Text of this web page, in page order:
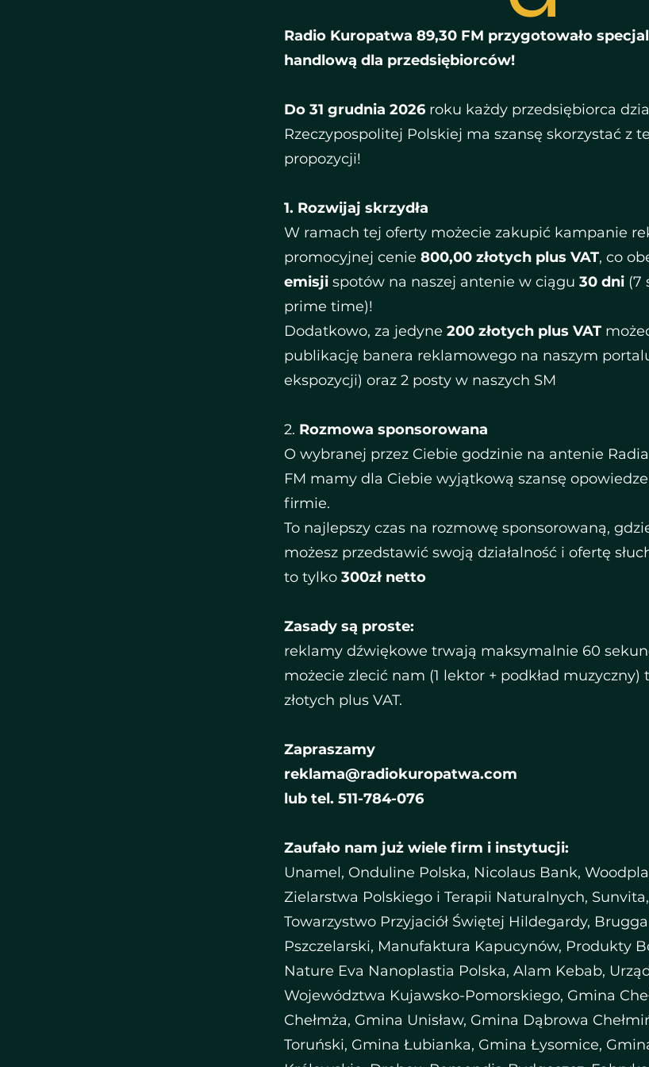
Radio Kuropatwa 89,30 FM przygotowało
handlową dla przedsiębiorców!
Do 31 grudnia 2026 roku każdy przedsiębiorca
Rzeczypospolitej Polskiej ma szansę skorzystać z
propozycji!
​​1. Rozwijaj skrzydła
​W ramach tej oferty możecie zakupić kampanie
promocyjnej cenie 800,00 złotych plus VAT, co
emisji spotów na naszej antenie w ciągu 30 dni (7
prime time)!
Dodatkowo, za jedyne 200 złotych plus VAT
publikację banera reklamowego na naszym
ekspozycji) oraz 2 posty w naszych SM
​2. Rozmowa sponsorowana
​O wybranej przez Ciebie godzinie na antenie
FM mamy dla Ciebie wyjątkową szansę
firmie.
To najlepszy czas na rozmowę sponsorowaną,
możesz przedstawić swoją działalność i ofertę
to tylko 300zł netto
Zasady są proste:
reklamy dźwiękowe trwają maksymalnie 60
możecie zlecić nam (1 lektor + podkład muzyczny)
złotych plus VAT.
Zapraszamy
reklama@radiokuropatwa.com
lub tel. 511-784-076
Zaufało nam już wiele firm i instytucji:
Unamel, Onduline Polska, Nicolaus Bank,
Zielarstwa Polskiego i Terapii Naturalnych,
Towarzystwo Przyjaciół Świętej Hildegardy,
Pszczelarski, Manufaktura Kapucynów, Produkty
Nature Eva Nanoplastia Polska, Alam Kebab,
Województwa Kujawsko-Pomorskiego, Gmina
Chełmża, Gmina Unisław, Gmina Dąbrowa
Toruński, Gmina Łubianka, Gmina Łysomice,